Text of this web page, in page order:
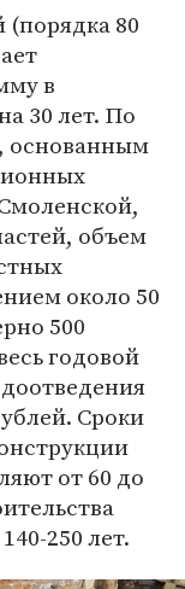
80
в
30 лет. По
основанным
объем
около 50
500
годовой
Сроки
от 60 до
250 лет.